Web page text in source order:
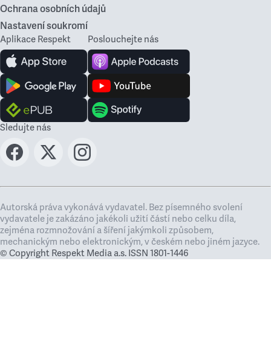
Ochrana osobních údajů
Nastavení soukromí
Aplikace Respekt Poslouchejte nás
Sledujte nás
Autorská práva vykonává vydavatel. Bez písemného svolení
vydavatele je zakázáno jakékoli užití částí nebo celku díla,
zejména rozmnožování a šíření jakýmkoli způsobem,
mechanickým nebo elektronickým, v českém nebo jiném jazyce.
© Copyright Respekt Media a.s. ISSN 1801-1446